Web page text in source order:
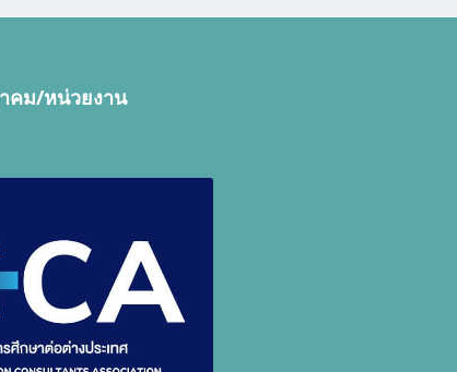
คม/หน่วยงาน